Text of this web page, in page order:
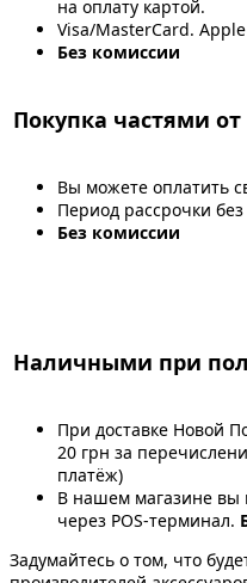
на оплату картой.
Visa/MasterCard. Apple
Без комиссии
Покупка частями
Вы можете оплатить
Период рассрочки
Без комиссии
Наличными при
При доставке Новой
20 грн за
платёж)
В нашем магазине вы
через POS-терминал.
Задумайтесь о том, что